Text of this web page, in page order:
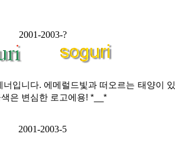
2001-2003-?
입니다. 에메럴드빛과 떠오르는 태양이
은 변심한 로고에용! *__*
2001-2003-5